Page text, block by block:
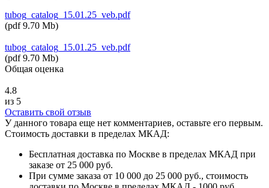
tubog_catalog_15.01.25_veb.pdf
(pdf 9.70 Mb)
tubog_catalog_15.01.25_veb.pdf
(pdf 9.70 Mb)
Общая оценка
4.8
из 5
Оставить свой отзыв
У данного товара еще нет комментариев, оставьте его первым.
Стоимость доставки в пределах МКАД:
Бесплатная доставка по Москве в пределах МКАД при
заказе от 25 000 руб.
При сумме заказа от 10 000 до 25 000 руб., стоимость